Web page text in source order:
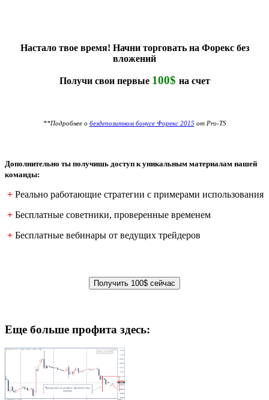
Настало твое время! Начни торговать на Форекс без
вложений
Получи свои первые 100$ на счет
**Подробнее о бездепозитном бонусе Форекс 2015 от Pro-TS
Дополнительно ты получишь доступ к уникальным материалам нашей
команды:
+ Реально работающие стратегии с примерами использования
+ Бесплатные советники, проверенные временем
+ Бесплатные вебинары от ведущих трейдеров
Еще больше профита здесь: